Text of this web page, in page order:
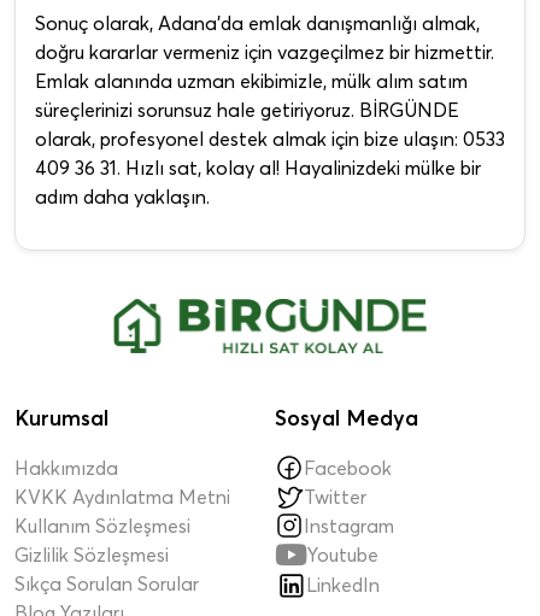
Sonuç olarak, Adana'da emlak danışmanlığı almak,
doğru kararlar vermeniz için vazgeçilmez bir hizmettir.
Emlak alanında uzman ekibimizle, mülk alım satım
süreçlerinizi sorunsuz hale getiriyoruz. BİRGÜNDE
olarak, profesyonel destek almak için bize ulaşın: 0533
409 36 31. Hızlı sat, kolay al! Hayalinizdeki mülke bir
adım daha yaklaşın.
Kurumsal
Hakkımızda
KVKK Aydınlatma Metni
Kullanım Sözleşmesi
Gizlilik Sözleşmesi
Sıkça Sorulan Sorular
Sosyal Medya
Facebook
Twitter
Instagram
Youtube
LinkedIn